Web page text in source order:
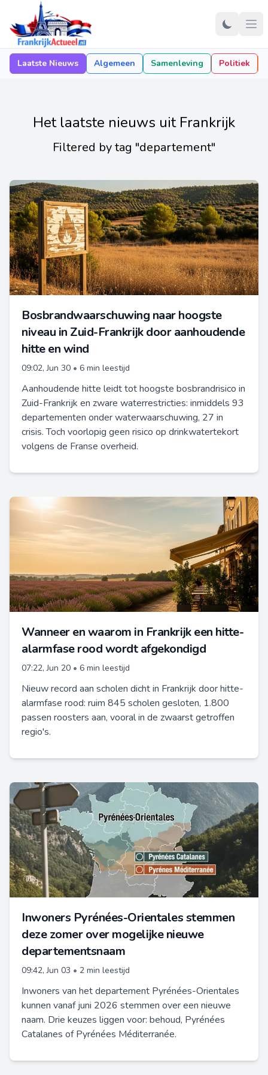
Laatste Nieuws Algemeen Samenleving Politiek
Het laatste nieuws uit Frankrijk
Filtered by tag "departement"
Bosbrandwaarschuwing naar hoogste
niveau in Zuid-Frankrijk door aanhoudende
hitte en wind
09:02, Jun 30 • 6 min leestijd
Aanhoudende hitte leidt tot hoogste bosbrandrisico in
Zuid-Frankrijk en zware waterrestricties: inmiddels 93
departementen onder waterwaarschuwing, 27 in
crisis. Toch voorlopig geen risico op drinkwatertekort
volgens de Franse overheid.
Wanneer en waarom in Frankrijk een hitte-
alarmfase rood wordt afgekondigd
07:22, Jun 20 • 6 min leestijd
Nieuw record aan scholen dicht in Frankrijk door hitte-
alarmfase rood: ruim 845 scholen gesloten, 1.800
passen roosters aan, vooral in de zwaarst getroffen
regio's.
Inwoners Pyrénées-Orientales stemmen
deze zomer over mogelijke nieuwe
departementsnaam
09:42, Jun 03 • 2 min leestijd
Inwoners van het departement Pyrénées-Orientales
kunnen vanaf juni 2026 stemmen over een nieuwe
naam. Drie keuzes liggen voor: behoud, Pyrénées
Catalanes of Pyrénées Méditerranée.